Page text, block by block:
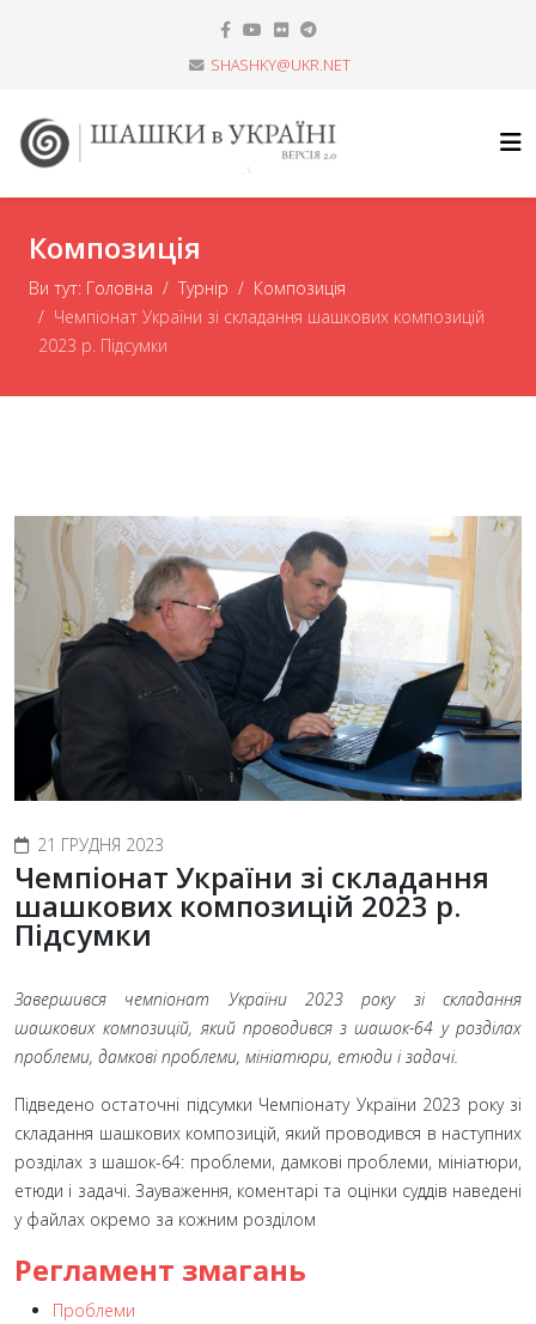
SHASHKY@UKR.NET
Композиція
Ви тут: Головна Турнір
Композиція
Чемпіонат України зі складання шашкових композицій
2023 р. Підсумки
21 ГРУДНЯ 2023
Чемпіонат України зі складання
шашкових композицій 2023 р.
Підсумки
Завершився чемпіонат України 2023 року зі складання
шашкових композицій, який проводився з шашок-64 у розділах
проблеми, дамкові проблеми, мініатюри, етюди і задачі.
Підведено остаточні підсумки Чемпіонату України 2023 року зі
складання шашкових композицій, який проводився в наступних
розділах з шашок-64: проблеми, дамкові проблеми, мініатюри,
етюди і задачі. Зауваження, коментарі та оцінки суддів наведені
у файлах окремо за кожним розділом
Регламент змагань
Проблеми